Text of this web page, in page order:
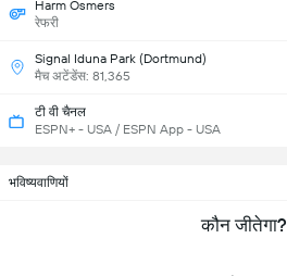
Harm Osmers
रेफरी
Signal Iduna Park (Dortmund)
मैच अटेंडेंस: 81,365
टी वी चैनल
ESPN+ - USA / ESPN App - USA
भविष्यवाणियों
कौन जीतेगा?